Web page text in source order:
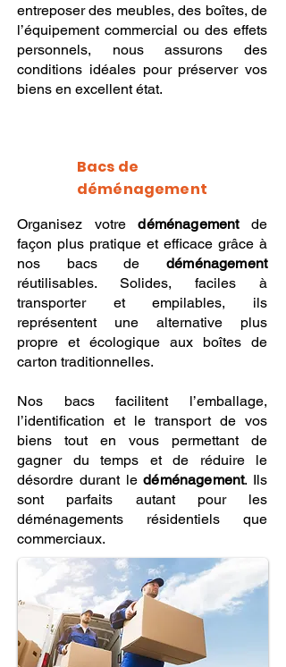
entreposer des meubles, des boîtes, de
l’équipement commercial ou des effets
personnels, nous assurons des
conditions idéales pour préserver vos
biens en excellent état.
Bacs de
déménagement
Organisez votredéménagementde
façon plus pratique et efficace grâce à
nos bacs dedéménagement
réutilisables. Solides, faciles à
transporter et empilables, ils
représentent une alternative plus
propre et écologique aux boîtes de
carton traditionnelles.
Nos bacs facilitent l’emballage,
l’identification et le transport de vos
biens tout en vous permettant de
gagner du temps et de réduire le
désordre durant ledéménagement. Ils
sont parfaits autant pour les
déménagements résidentiels que
commerciaux.